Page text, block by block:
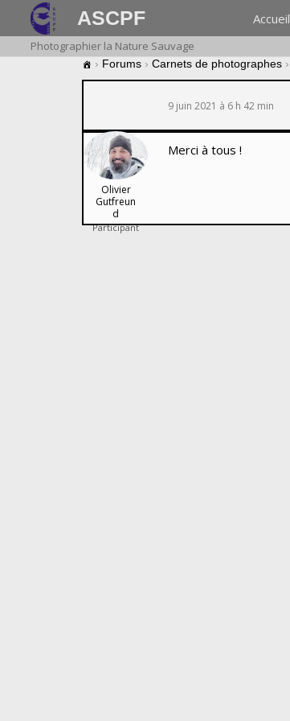
ASCPF Accueil
Photographier la Nature Sauvage
› Forums › Carnets de photographes ›
9 juin 2021 à 6 h 42 min
Olivier
Gutfreun
d
Participant
Merci à tous !